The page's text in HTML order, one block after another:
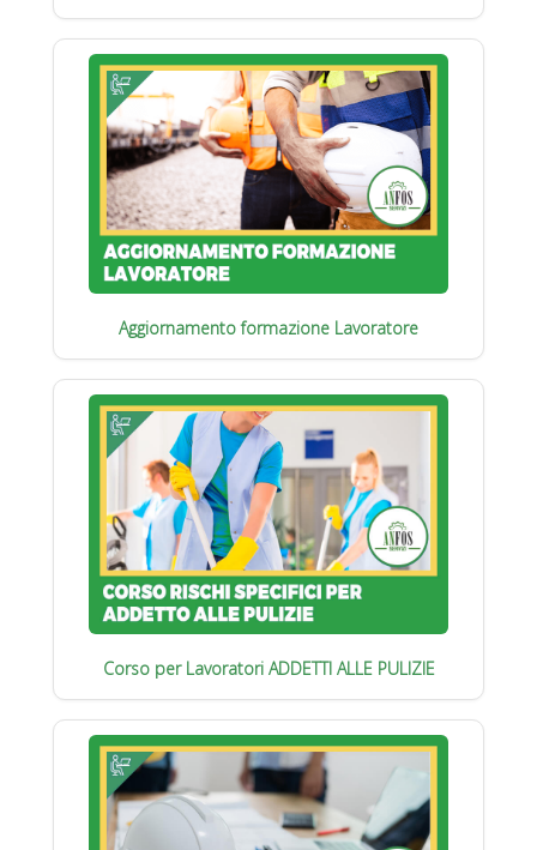
Aggiornamento formazione Lavoratore
Corso per Lavoratori ADDETTI ALLE PULIZIE